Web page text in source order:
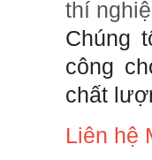
thí
Chúng
công
chất
Liên hệ